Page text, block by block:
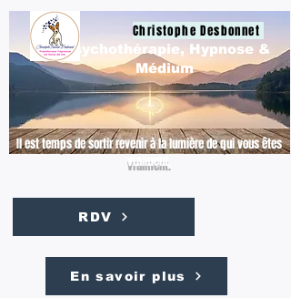
Christophe Desbonnet
Il est temps de sortir revenir à la lumière de qui vous êtes
vraiment.
Psychothérapie, Hypnose &
Médium
RDV
En savoir plus